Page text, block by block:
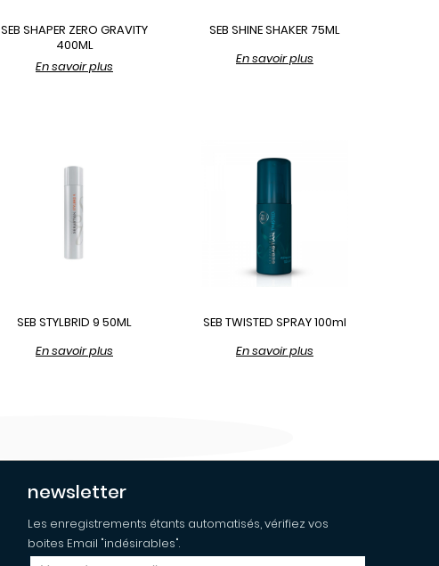
SEB SHAPER ZERO GRAVITY
400ML
En savoir plus
SEB SHINE SHAKER 75ML
En savoir plus
SEB STYLBRID 9 50ML
En savoir plus
SEB TWISTED SPRAY 100ml
En savoir plus
newsletter
Les enregistrements étants automatisés, vérifiez vos
boites Email "indésirables".